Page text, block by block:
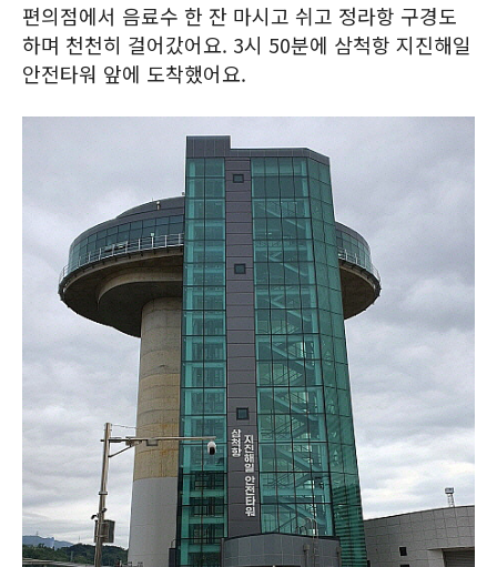
편의점에서 음료수 한 잔 마시고 쉬고 정라항 구경도
하며 천천히 걸어갔어요. 3시 50분에 삼척항 지진해일
안전타워 앞에 도착했어요.